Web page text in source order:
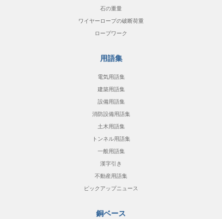
石の重量
ワイヤーロープの破断荷重
ロープワーク
用語集
電気用語集
建築用語集
設備用語集
消防設備用語集
土木用語集
トンネル用語集
一般用語集
漢字引き
不動産用語集
ピックアップニュース
銅ベース